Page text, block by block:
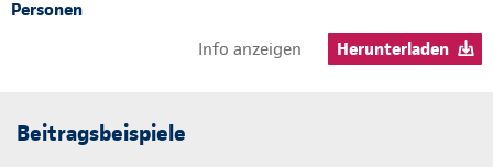
Personen
Info anzeigen
Herunterladen
Beitragsbeispiele